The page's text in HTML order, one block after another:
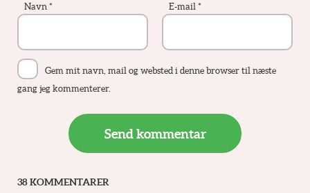
Navn * E-mail *
Gem mit navn, mail og websted i denne browser til næste
gang jeg kommenterer.
38 KOMMENTARER